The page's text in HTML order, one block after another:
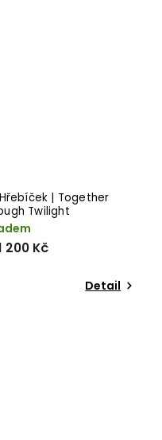
| Together
Twilight
200 Kč
Detail